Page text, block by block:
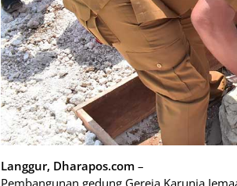
Langgur, Dharapos.com –